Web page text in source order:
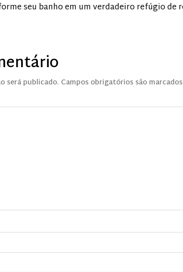
seu banho em um verdadeiro refúgio de
será publicado. Campos obrigatórios são